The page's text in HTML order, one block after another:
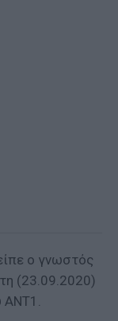
ο γνωστός
(23.09.2020)
ΑΝΤ1.